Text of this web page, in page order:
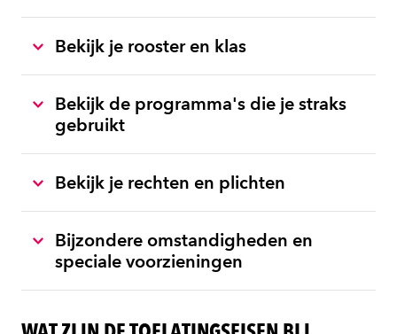
Bekijk je rooster en klas
Bekijk de programma's die je straks
gebruikt
Bekijk je rechten en plichten
Bijzondere omstandigheden en
speciale voorzieningen